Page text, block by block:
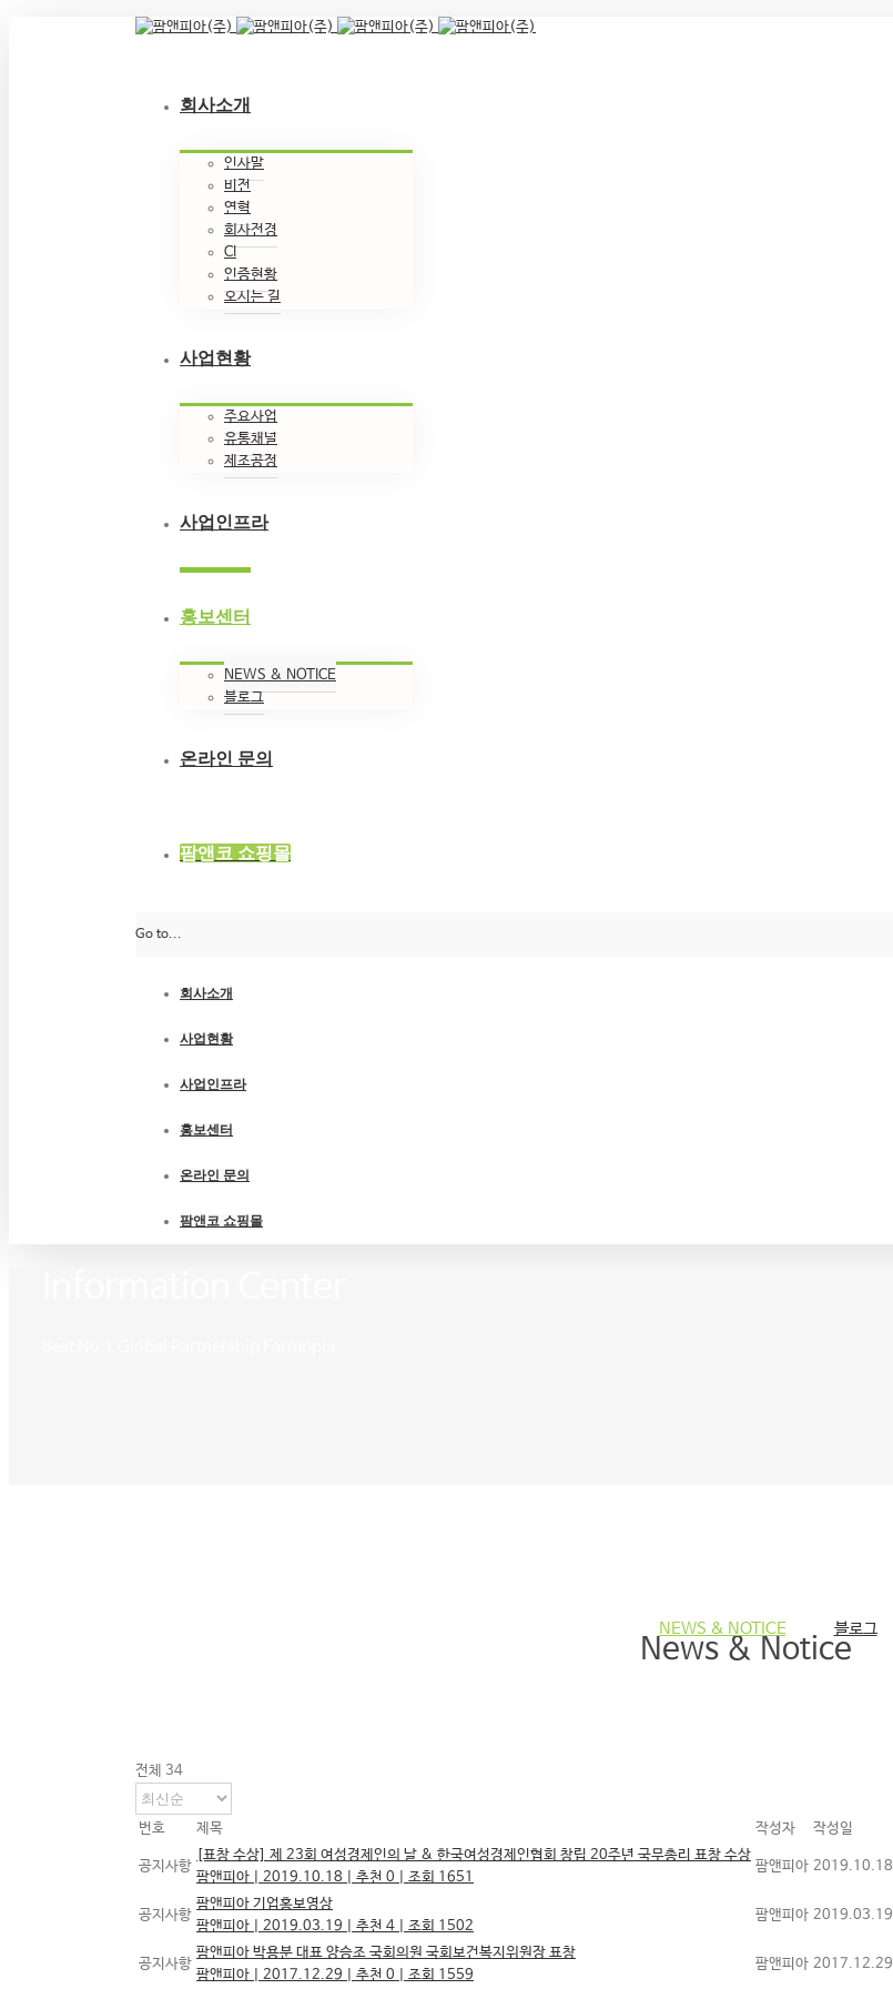
회사소개
인사말
비전
연혁
회사전경
CI
인증현황
오시는 길
사업현황
주요사업
유통채널
제조공정
사업인프라
홍보센터
NEWS & NOTICE
블로그
온라인 문의
팜앤코 쇼핑몰
Go to...
회사소개
사업현황
사업인프라
홍보센터
온라인 문의
팜앤코 쇼핑몰
News & Notice
전체 34
번호 제목 작성자 작성일
공지사항
[표창 수상] 제 23회 여성경제인의 날 & 한국여성경제인협회 창립 20주년 국무총리 표창 수상
팜앤피아
2019.10.18 추천 0 조회 1651
팜앤피아 2019.10.18
공지사항
팜앤피아 기업홍보영상
팜앤피아
2019.03.19 추천 4 조회 1502
팜앤피아 2019.03.19
공지사항
팜앤피아 박용분 대표 양승조 국회의원 국회보건복지위원장 표창
팜앤피아
2017.12.29 추천 0 조회 1559
팜앤피아 2017.12.29
NEWS & NOTICE 블로그